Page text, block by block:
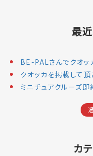
最
BE-PALさんでクオッ
クオッカを掲載して頂
ミニチュアクルーズ即
カ